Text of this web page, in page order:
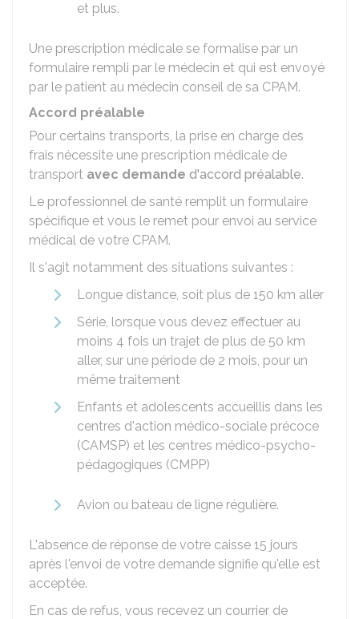
et plus.
Une prescription médicale se formalise par un
formulaire rempli par le médecin et qui est envoyé
par le patient au médecin conseil de sa CPAM.
Accord préalable
Pour certains transports, la prise en charge des
frais nécessite une prescription médicale de
transport avec demande d'accord préalable.
Le professionnel de santé remplit un formulaire
spécifique et vous le remet pour envoi au service
médical de votre CPAM.
Il s'agit notamment des situations suivantes :
Longue distance, soit plus de 150 km aller
Série, lorsque vous devez effectuer au
moins 4 fois un trajet de plus de 50 km
aller, sur une période de 2 mois, pour un
même traitement
Enfants et adolescents accueillis dans les
centres d'action médico-sociale précoce
(CAMSP) et les centres médico-psycho-
pédagogiques (CMPP)
Avion ou bateau de ligne régulière.
L'absence de réponse de votre caisse 15 jours
après l'envoi de votre demande signifie qu'elle est
acceptée.
En cas de refus, vous recevez un courrier de